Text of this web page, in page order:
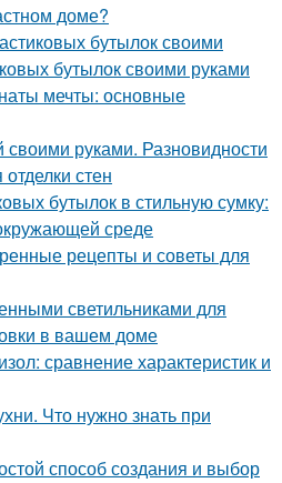
доме?
бутылок своими
бутылок своими руками
мечты: основные
своими руками. Разновидности
стен
бутылок в стильную сумку:
среде
рецепты и советы для
светильниками для
в вашем доме
сравнение характеристик и
Что нужно знать при
способ создания и выбор